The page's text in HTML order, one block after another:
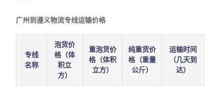
广州到遵义物流专线运输价格
专线
名称
泡货价
格（体
积立
方）
重泡货价
格（体积
立方）
纯重货价
格（重量
公斤）
运输时间
（几天到
达）